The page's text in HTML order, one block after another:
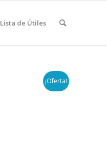
Lista de Útiles
¡Oferta!